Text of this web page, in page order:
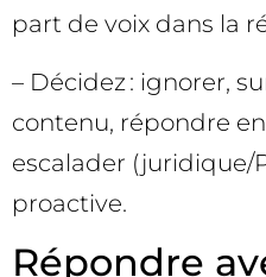
part de voix dans la
– Décidez : ignorer,
contenu, répondre
escalader (juridique/
proactive.
Répondre